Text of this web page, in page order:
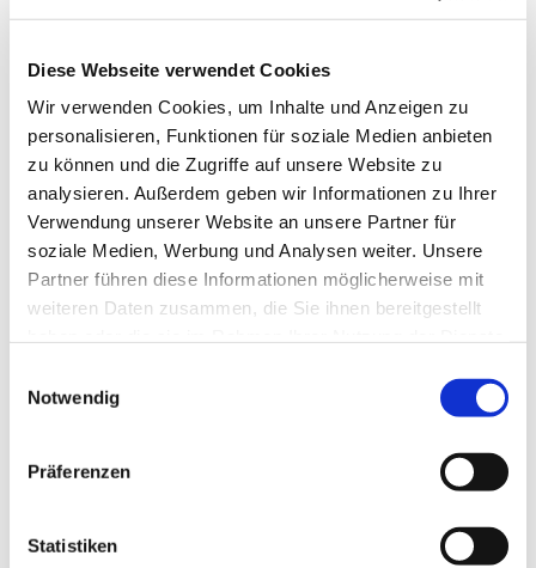
Diese Webseite verwendet Cookies
Wir verwenden Cookies, um Inhalte und Anzeigen zu
personalisieren, Funktionen für soziale Medien anbieten
zu können und die Zugriffe auf unsere Website zu
analysieren. Außerdem geben wir Informationen zu Ihrer
Verwendung unserer Website an unsere Partner für
soziale Medien, Werbung und Analysen weiter. Unsere
Partner führen diese Informationen möglicherweise mit
weiteren Daten zusammen, die Sie ihnen bereitgestellt
Notwendig
Präferenzen
Statistiken
Frankenwall 7, 18439 Stralsund